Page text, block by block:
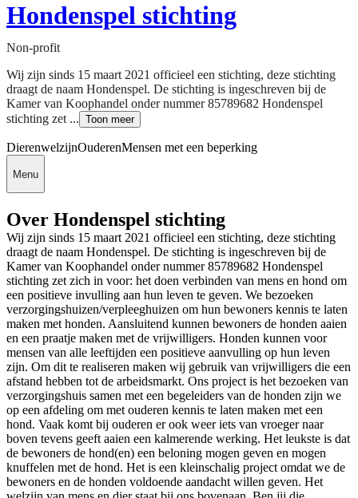
Hondenspel stichting
Non-profit
Wij zijn sinds 15 maart 2021 officieel een stichting, deze stichting
draagt de naam Hondenspel. De stichting is ingeschreven bij de
Kamer van Koophandel onder nummer 85789682 Hondenspel
stichting zet ... Toon meer
DierenwelzijnOuderenMensen met een beperking
Menu
Over Hondenspel stichting
Wij zijn sinds 15 maart 2021 officieel een stichting, deze stichting
draagt de naam Hondenspel. De stichting is ingeschreven bij de
Kamer van Koophandel onder nummer 85789682 Hondenspel
stichting zet zich in voor: het doen verbinden van mens en hond om
een positieve invulling aan hun leven te geven. We bezoeken
verzorgingshuizen/verpleeghuizen om hun bewoners kennis te laten
maken met honden. Aansluitend kunnen bewoners de honden aaien
en een praatje maken met de vrijwilligers. Honden kunnen voor
mensen van alle leeftijden een positieve aanvulling op hun leven
zijn. Om dit te realiseren maken wij gebruik van vrijwilligers die een
afstand hebben tot de arbeidsmarkt. Ons project is het bezoeken van
verzorgingshuis samen met een begeleiders van de honden zijn we
op een afdeling om met ouderen kennis te laten maken met een
hond. Vaak komt bij ouderen er ook weer iets van vroeger naar
boven tevens geeft aaien een kalmerende werking. Het leukste is dat
de bewoners de hond(en) een beloning mogen geven en mogen
knuffelen met de hond. Het is een kleinschalig project omdat we de
bewoners en de honden voldoende aandacht willen geven. Het